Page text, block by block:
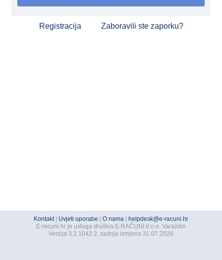
Registracija Zaboravili ste zaporku?
Kontakt| Uvjeti uporabe O nama
helpdesk@e-racuni.hr
E-racuni.hr je usluga društva E-RAČUNI d.o.o. Varaždin
Verzija 3.2.1042.2, zadnja izmjena 31.07.2026